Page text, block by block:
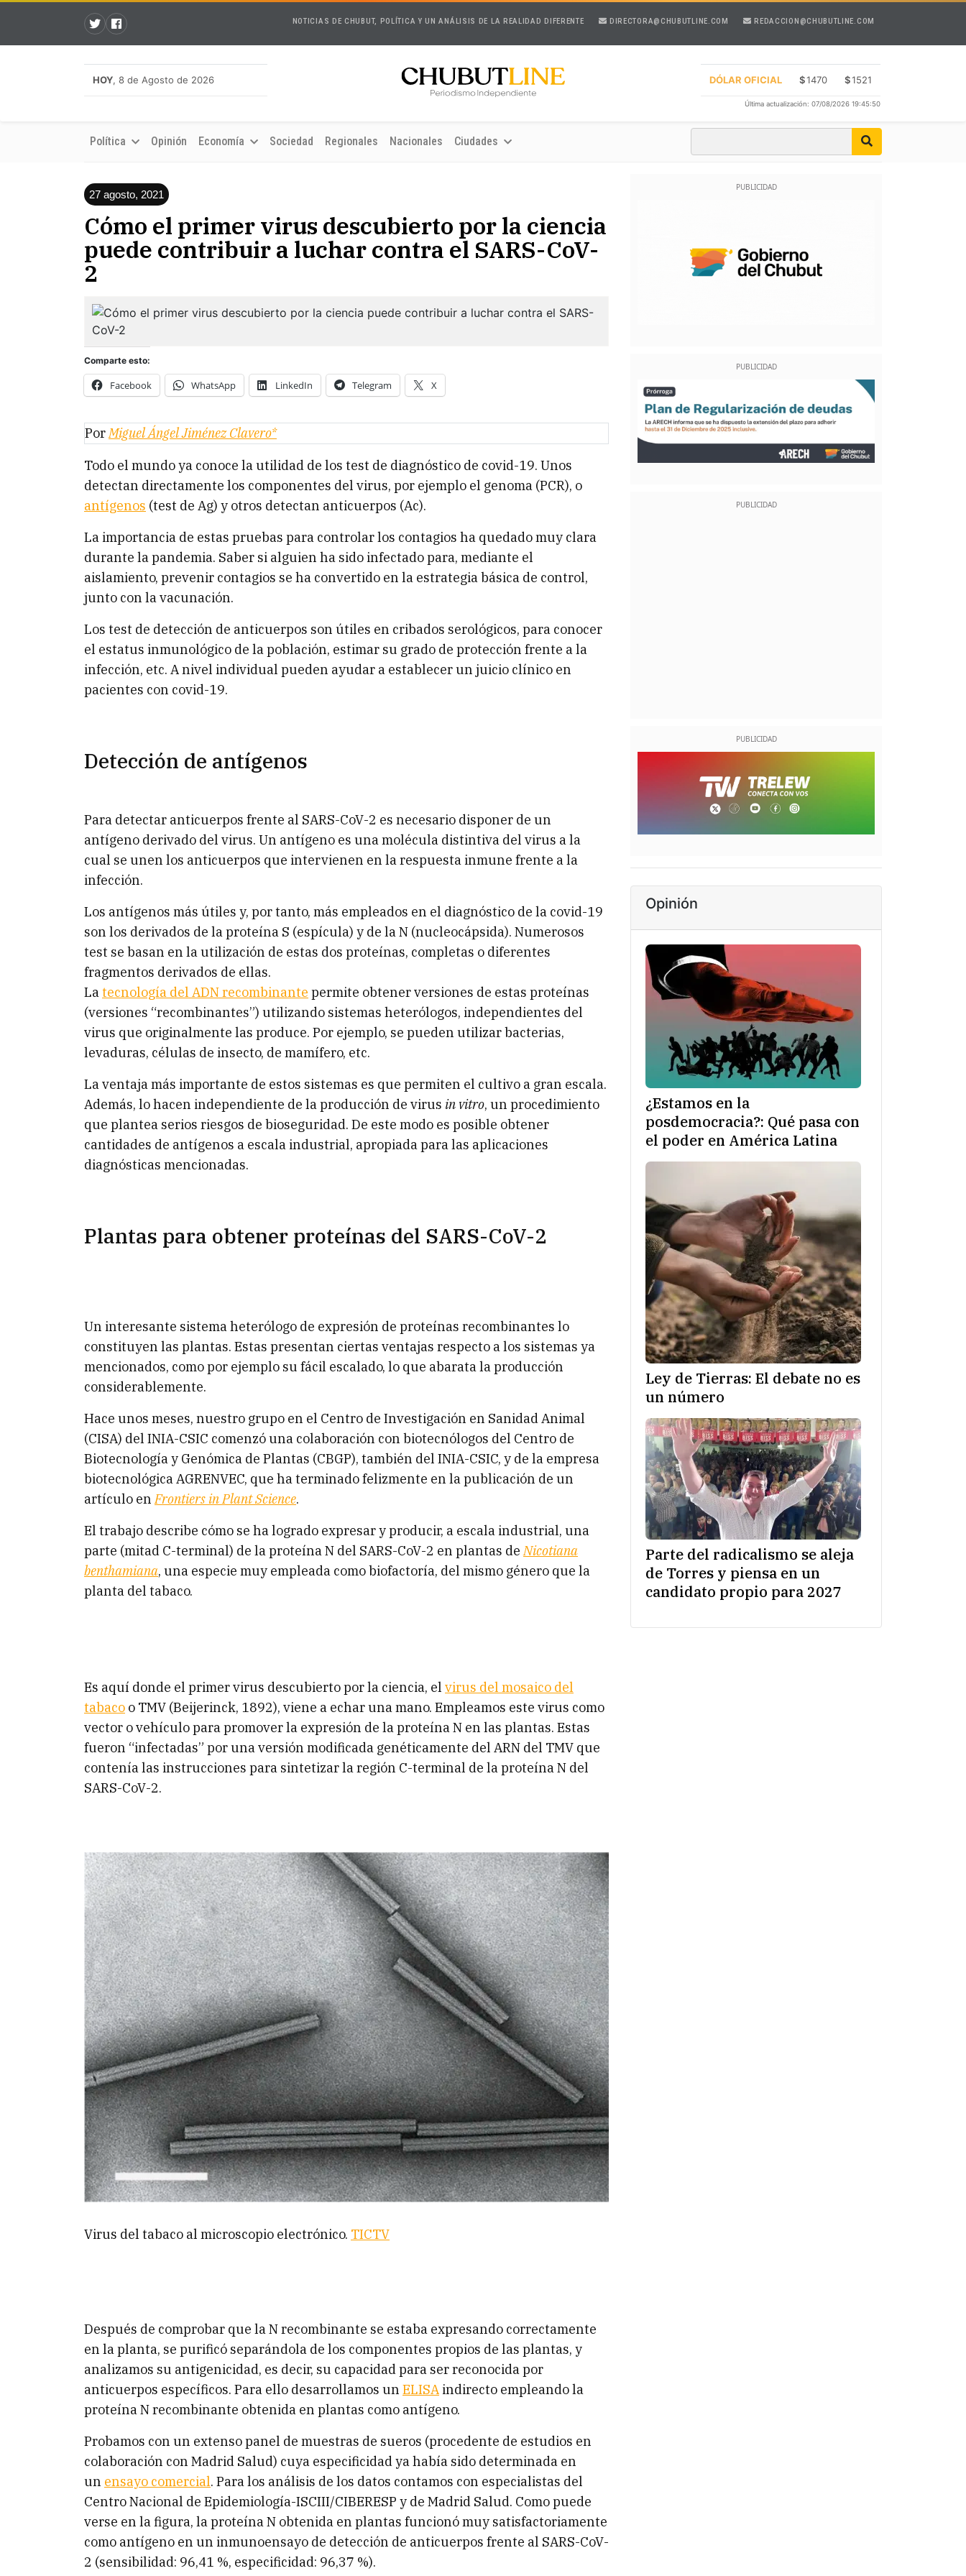
NOTICIAS DE CHUBUT, POLÍTICA Y UN ANÁLISIS DE LA REALIDAD DIFERENTE DIRECTORA@CHUBUTLINE.COM REDACCION@CHUBUTLINE.COM
HOY, 8 de Agosto de 2026 DÓLAR OFICIAL $1470 $1521
Última actualización: 07/08/2026 19:45:50
Política Opinión Economía Sociedad Regionales Nacionales Ciudades
27 agosto, 2021
Cómo el primer virus descubierto por la ciencia
puede contribuir a luchar contra el SARS-CoV-
2
Comparte esto:
Facebook WhatsApp LinkedIn Telegram X
PorMiguel Ángel Jiménez Clavero*
Todo el mundo ya conoce la utilidad de los test de diagnóstico de covid-19. Unos
detectan directamente los componentes del virus, por ejemplo el genoma (PCR), o
antígenos (test de Ag) y otros detectan anticuerpos (Ac).
La importancia de estas pruebas para controlar los contagios ha quedado muy clara
durante la pandemia. Saber si alguien ha sido infectado para, mediante el
aislamiento, prevenir contagios se ha convertido en la estrategia básica de control,
junto con la vacunación.
Los test de detección de anticuerpos son útiles en cribados serológicos, para conocer
el estatus inmunológico de la población, estimar su grado de protección frente a la
infección, etc. A nivel individual pueden ayudar a establecer un juicio clínico en
pacientes con covid-19.
Detección de antígenos
Para detectar anticuerpos frente al SARS-CoV-2 es necesario disponer de un
antígeno derivado del virus. Un antígeno es una molécula distintiva del virus a la
cual se unen los anticuerpos que intervienen en la respuesta inmune frente a la
infección.
Los antígenos más útiles y, por tanto, más empleados en el diagnóstico de la covid-19
son los derivados de la proteína S (espícula) y de la N (nucleocápsida). Numerosos
test se basan en la utilización de estas dos proteínas, completas o diferentes
fragmentos derivados de ellas.
Latecnología del ADN recombinante permite obtener versiones de estas proteínas
(versiones “recombinantes”) utilizando sistemas heterólogos, independientes del
virus que originalmente las produce. Por ejemplo, se pueden utilizar bacterias,
levaduras, células de insecto, de mamífero, etc.
La ventaja más importante de estos sistemas es que permiten el cultivo a gran escala.
Además, lo hacen independiente de la producción de virus in vitro, un procedimiento
que plantea serios riesgos de bioseguridad. De este modo es posible obtener
cantidades de antígenos a escala industrial, apropiada para las aplicaciones
diagnósticas mencionadas.
Plantas para obtener proteínas del SARS-CoV-2
Un interesante sistema heterólogo de expresión de proteínas recombinantes lo
constituyen las plantas. Estas presentan ciertas ventajas respecto a los sistemas ya
mencionados, como por ejemplo su fácil escalado, lo que abarata la producción
considerablemente.
Hace unos meses, nuestro grupo en el Centro de Investigación en Sanidad Animal
(CISA) del INIA-CSIC comenzó una colaboración con biotecnólogos del Centro de
Biotecnología y Genómica de Plantas (CBGP), también del INIA-CSIC, y de la empresa
biotecnológica AGRENVEC, que ha terminado felizmente en la publicación de un
artículo enFrontiers in Plant Science.
El trabajo describe cómo se ha logrado expresar y producir, a escala industrial, una
parte (mitad C-terminal) de la proteína N del SARS-CoV-2 en plantas deNicotiana
benthamiana, una especie muy empleada como biofactoría, del mismo género que la
planta del tabaco.
Es aquí donde el primer virus descubierto por la ciencia, el virus del mosaico del
tabaco o TMV (Beijerinck, 1892), viene a echar una mano. Empleamos este virus como
vector o vehículo para promover la expresión de la proteína N en las plantas. Estas
fueron “infectadas” por una versión modificada genéticamente del ARN del TMV que
contenía las instrucciones para sintetizar la región C-terminal de la proteína N del
SARS-CoV-2.
Virus del tabaco al microscopio electrónico. TICTV
Después de comprobar que la N recombinante se estaba expresando correctamente
en la planta, se purificó separándola de los componentes propios de las plantas, y
analizamos su antigenicidad, es decir, su capacidad para ser reconocida por
anticuerpos específicos. Para ello desarrollamos un ELISAindirecto empleando la
proteína N recombinante obtenida en plantas como antígeno.
Probamos con un extenso panel de muestras de sueros (procedente de estudios en
colaboración con Madrid Salud) cuya especificidad ya había sido determinada en
un ensayo comercial. Para los análisis de los datos contamos con especialistas del
Centro Nacional de Epidemiología-ISCIII/CIBERESP y de Madrid Salud. Como puede
verse en la figura, la proteína N obtenida en plantas funcionó muy satisfactoriamente
como antígeno en un inmunoensayo de detección de anticuerpos frente al SARS-CoV-
2 (sensibilidad: 96,41 %, especificidad: 96,37 %).
Opinión
¿Estamos en la
posdemocracia?: Qué pasa con
el poder en América Latina
Ley de Tierras: El debate no es
un número
Parte del radicalismo se aleja
de Torres y piensa en un
candidato propio para 2027